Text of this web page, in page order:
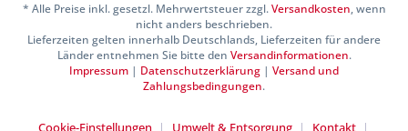
* Alle Preise inkl. gesetzl. Mehrwertsteuer zzgl.Versandkosten, wenn
nicht anders beschrieben.
Lieferzeiten gelten innerhalb Deutschlands, Lieferzeiten für andere
Länder entnehmen Sie bitte den Versandinformationen.
Impressum | Datenschutzerklärung | Versand und
Zahlungsbedingungen.
Cookie-Einstellungen Umwelt & Entsorgung
Kontakt